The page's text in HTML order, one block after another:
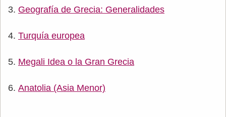
Geografía de Grecia: Generalidades
Turquía europea
Megali Idea o la Gran Grecia
Anatolia (Asia Menor)